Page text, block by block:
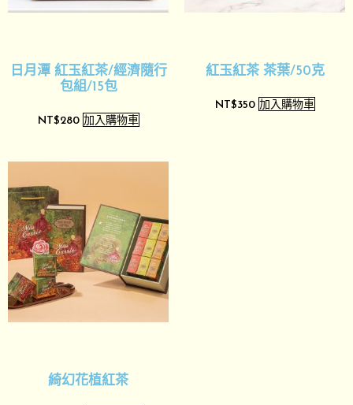
日月潭 紅玉紅茶/經濟隨行
包組/15包
NT$280 加入購物車
紅玉紅茶 茶葉/50克
NT$350 加入購物車
綺幻花植紅茶